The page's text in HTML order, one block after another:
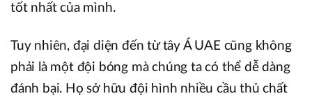
tốt nhất của mình.
Tuy nhiên, đại diện đến từ tây Á UAE cũng không
phải là một đội bóng mà chúng ta có thể dễ dàng
đánh bại. Họ sở hữu đội hình nhiều cầu thủ chất